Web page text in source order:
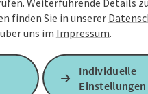
Unverbindliche Anfrage*
finden Sie in unserer
uns im Impressum.
Individuelle
Einstellungen